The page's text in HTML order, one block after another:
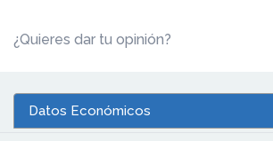
¿Quieres dar tu opinión?
Datos Económicos